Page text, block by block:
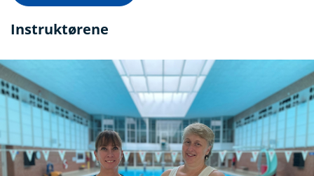
Instruktørene